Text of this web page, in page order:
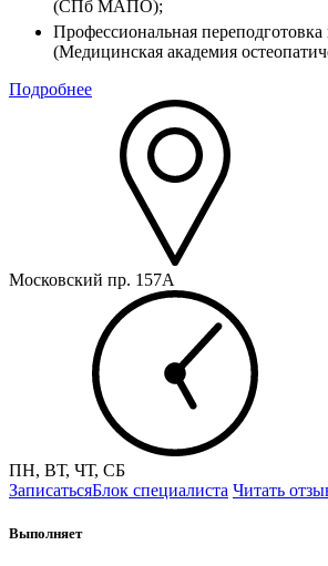
(СПб МАПО);
Профессиональная переподготовка
(Медицинская академия
Подробнее
Московский пр. 157А
ПН, ВТ, ЧТ, СБ
ЗаписатьсяБлок специалиста Читать
Выполняет